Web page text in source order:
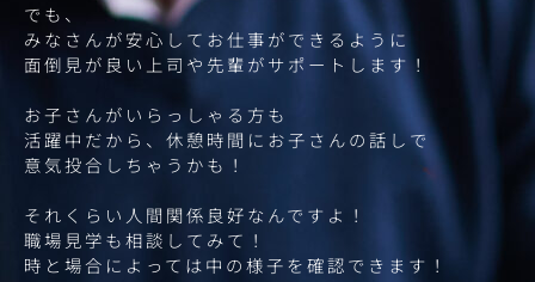
でも、
みなさんが安心してお仕事ができるように
面倒見が良い上司や先輩がサポートします！
お子さんがいらっしゃる方も
活躍中だから、休憩時間にお子さんの話しで
意気投合しちゃうかも！
それくらい人間関係良好なんですよ！
職場見学も相談してみて！
時と場合によっては中の様子を確認できます！